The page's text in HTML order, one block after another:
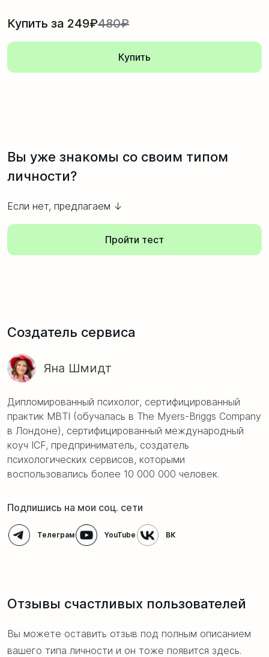
Купить за 249₽480₽
Купить
Вы уже знакомы со своим типом
личности?
Если нет, предлагаем ↓
Пройти тест
Создатель сервиса
Яна Шмидт
Дипломированный психолог, сертифицированный
практик MBTI (обучалась в The Myers-Briggs Company
в Лондоне), сертифицированный международный
коуч ICF, предприниматель, создатель
психологических сервисов, которыми
воспользовались более 10 000 000 человек.
Подпишись на мои соц. сети
Телеграм YouTube ВК
Отзывы счастливых пользователей
Вы можете оставить отзыв под полным описанием
вашего типа личности и он тоже появится здесь.